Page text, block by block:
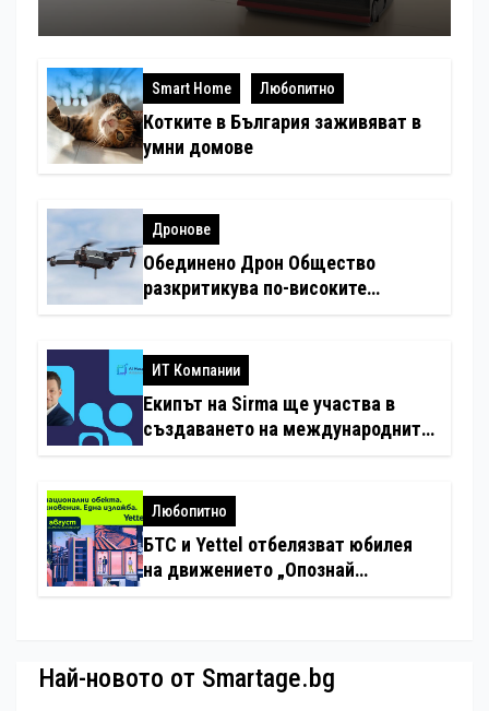
Smart Home Любопитно
Котките в България заживяват в
умни домове
Дронове
Обединено Дрон Общество
разкритикува по-високите
ИТ Компании
Екипът на Sirma ще участва в
създаването на международните
хотелиерството
Любопитно
БТС и Yettel отбелязват юбилея
на движението „Опознай
Най-новото от Smartage.bg